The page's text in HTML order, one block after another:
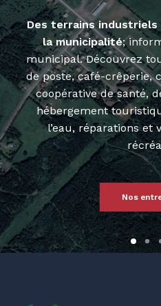
Des terrains industriels
la municipalité;
municipal. Découvrez
de poste, café-crêperie,
coopérative de santé,
hébergement
l’eau, réparations et
Nos